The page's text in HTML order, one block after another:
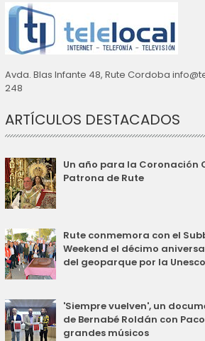
Avda. Blas Infante 48, Rute Cordoba
248
ARTÍCULOS DESTACADOS
Un año para la Coronación
Patrona de Rute
Rute conmemora con el
Weekend el décimo
del geoparque por la Unesco
'Siempre vuelven', un
de Bernabé Roldán con
grandes músicos